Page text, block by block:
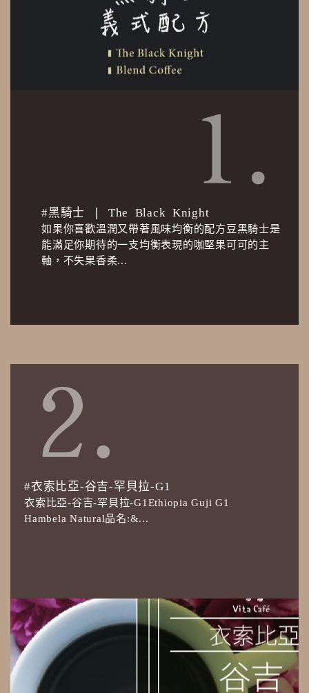
#黑騎士 ❘ The Black Knight
如果你喜歡溫潤又帶著風味均衡的配方豆黑騎士是
能滿足你期待的一支均衡表現的咖堅果可可的主
軸，不失果香柔...
#衣索比亞-谷吉-罕貝拉-G1
衣索比亞-谷吉-罕貝拉-G1Ethiopia Guji G1
Hambela Natural品名:&...